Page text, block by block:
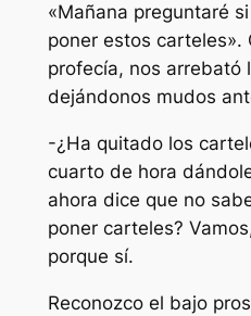
«Mañana preguntaré
poner estos carteles».
profecía, nos arrebató
dejándonos mudos
-¿Ha quitado los
cuarto de hora
ahora dice que no
poner carteles?
porque sí.
Reconozco el bajo